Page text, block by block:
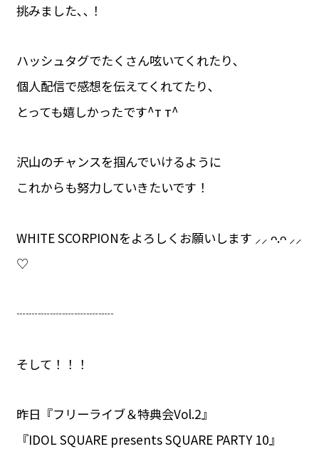
挑みました､､！
ハッシュタグでたくさん呟いてくれたり､
個人配信で感想を伝えてくれてたり､
とっても嬉しかったです^т т^
沢山のチャンスを掴んでいけるように
これからも努力していきたいです！
WHITE SCORPIONをよろしくお願いします ⸝⸝ ᴖ.ᴖ ⸝⸝
♡
┈┈┈┈┈┈┈┈
そして！！！
昨日『フリーライブ＆特典会Vol.2』
『IDOL SQUARE presents SQUARE PARTY 10』